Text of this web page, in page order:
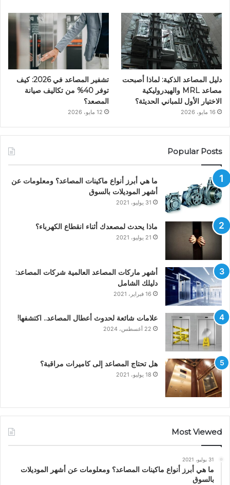
دليل المصاعد الذكية: لماذا أصبحت
مصاعد MRL والهيدروليكية
الاختيار الأول للمباني الحديثة؟
16 مايو، 2026
تشفير المصاعد في 2026: كيف
توفر 40% من تكاليف صيانة
المصعد؟
12 مايو، 2026
Popular Posts
ما هي أبرز أنواع ماكينات المصاعد؟ ومعلومات عن
أشهر الموديلات بالسوق
31 يوليو، 2021
ماذا يحدث لمصعدك أثناء انقطاع الكهرباء؟
21 يوليو، 2021
أشهر ماركات المصاعد العالمية شركات المصاعد:
دليلك الشامل
16 فبراير، 2021
علامات شائعة لحدوث أعطال المصاعد.. اكتشفها!
22 أغسطس، 2024
هل تحتاج المصاعد إلى كاميرات مراقبة؟
18 يوليو، 2021
Most Viewed
31 يوليو، 2021
ما هي أبرز أنواع ماكينات المصاعد؟ ومعلومات عن أشهر الموديلات
بالسوق